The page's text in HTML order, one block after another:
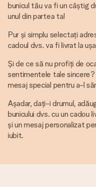
bunicul tău va fi un câștig
unul din partea ta!
Pur și simplu selectați
cadoul dvs. va fi livrat la
Și de ce să nu profiți de
sentimentele tale
mesaj special pentru a-l
Așadar, dați-i drumul,
bunicului dvs. cu un cadou
și un mesaj personalizat
iubit.